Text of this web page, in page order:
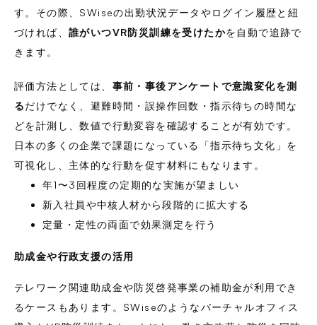
す。その際、SWiseの出勤状況データやログイン履歴と紐
づければ、 誰がいつVR防災訓練を受けたかを自動で追跡で
きます。
評価方法としては、 事前・事後アンケートで意識変化を測
るだけでなく、避難時間・誤操作回数・指示待ちの時間な
どを計測し、数値で行動変容を確認することが有効です。
日本の多くの企業で課題になっている「指示待ち文化」を
可視化し、主体的な行動を促す材料にもなります。
年1〜3回程度の定期的な実施が望ましい
新入社員や中核人材から段階的に拡大する
定量・定性の両面で効果測定を行う
助成金や行政支援の活用
テレワーク関連助成金や防災啓発事業の補助金が利用でき
るケースもあります。SWiseのようなバーチャルオフィス